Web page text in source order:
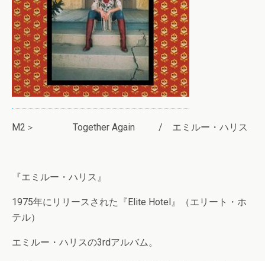
M2＞ Together Again / エミルー・ハリス
『エミルー・ハリス』
1975年にリリースされた『Elite Hotel』（エリート・ホ
テル）
エミルー・ハリスの3rdアルバム。